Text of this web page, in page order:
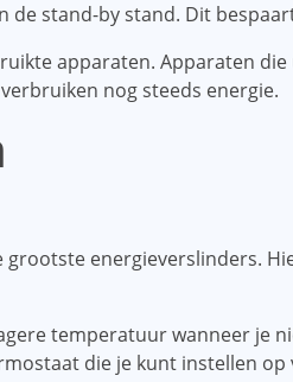
de stand-by stand. Dit
apparaten. Apparaten
nog steeds energie.
grootste energieverslinders.
temperatuur wanneer je
die je kunt instellen op